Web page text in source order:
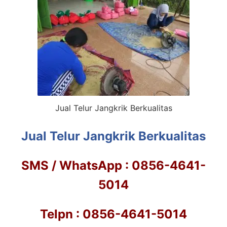
Jual Telur Jangkrik Berkualitas
Jual Telur Jangkrik Berkualitas
SMS / WhatsApp : 0856-4641-
5014
Telpn : 0856-4641-5014